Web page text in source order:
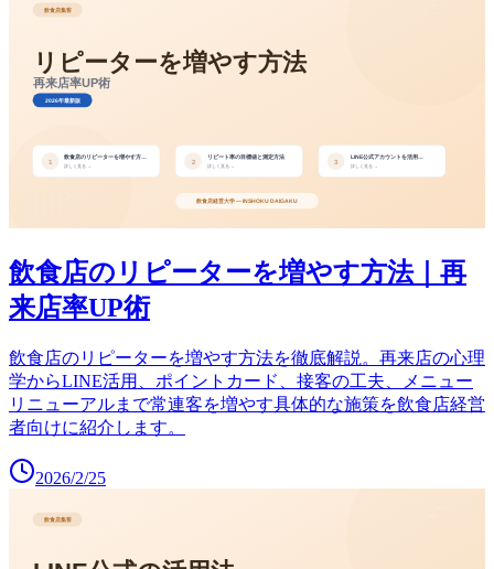
飲食店のリピーターを増やす方法｜再
来店率UP術
飲食店のリピーターを増やす方法を徹底解説。再来店の心理
学からLINE活用、ポイントカード、接客の工夫、メニュー
リニューアルまで常連客を増やす具体的な施策を飲食店経営
者向けに紹介します。
2026/2/25